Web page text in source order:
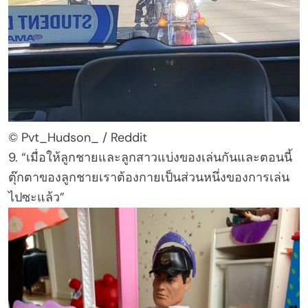
© Pvt_Hudson_ / Reddit
9. “เมื่อให้ลูกชายและลูกสาวแบ่งของเล่นกันและตอนนี้
ตุ๊กตาของลูกชายเราต้องกายเป็นส่วนหนึ่งของการเล่น
ไปซะแล้ว”